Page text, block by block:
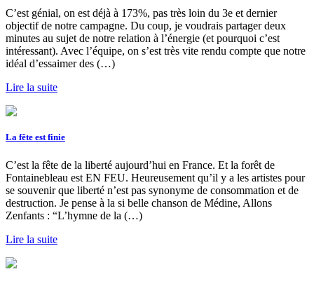
C’est génial, on est déjà à 173%, pas très loin du 3e et dernier
objectif de notre campagne. Du coup, je voudrais partager deux
minutes au sujet de notre relation à l’énergie (et pourquoi c’est
intéressant). Avec l’équipe, on s’est très vite rendu compte que notre
idéal d’essaimer des (…)
Lire la suite
La fête est finie
C’est la fête de la liberté aujourd’hui en France. Et la forêt de
Fontainebleau est EN FEU. Heureusement qu’il y a les artistes pour
se souvenir que liberté n’est pas synonyme de consommation et de
destruction. Je pense à la si belle chanson de Médine, Allons
Zenfants : “L’hymne de la (…)
Lire la suite